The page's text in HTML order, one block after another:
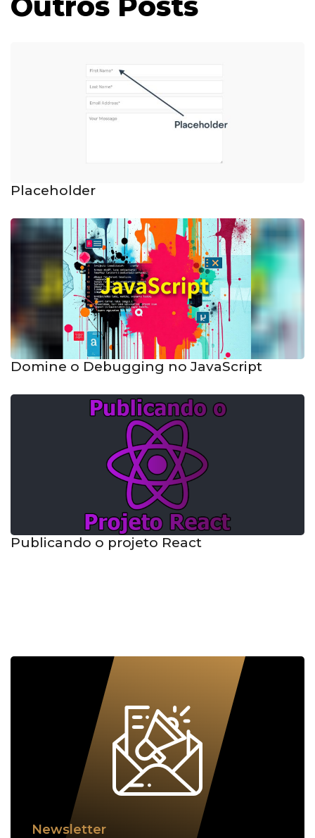
Placeholder
Domine o Debugging no JavaScript
Publicando o projeto React
Newsletter